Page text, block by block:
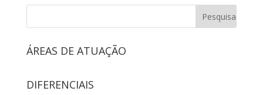
ÁREAS DE ATUAÇÃO
DIFERENCIAIS